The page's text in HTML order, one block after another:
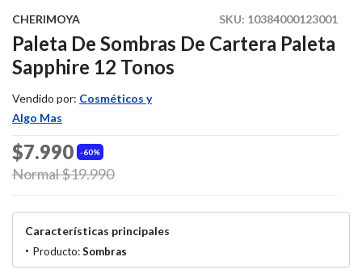
SKU: 10384000123001
CHERIMOYA
Paleta De Sombras De Cartera Paleta
Sapphire 12 Tonos
Vendido por: Cosméticos y
Algo Mas
60%
$7.990
Price reduced from
Normal $19.990to
Características principales
Producto:Sombras